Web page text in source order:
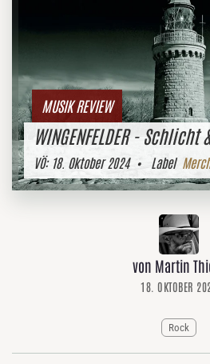
MUSIK REVIEW
WINGENFELDER -
VÖ:18. Oktober 2024• Label
von Martin
18. OKTOBER
Rock